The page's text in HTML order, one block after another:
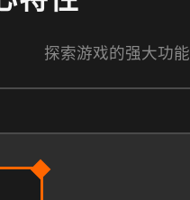
探索游戏的强大功能